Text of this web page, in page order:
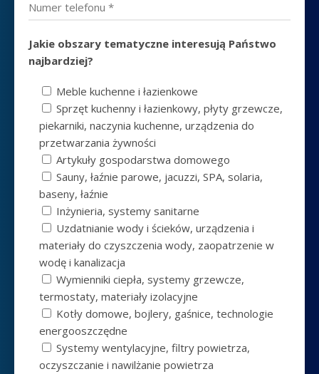
Jakie obszary tematyczne interesują Państwo
najbardziej?
Meble kuchenne i łazienkowe
Sprzęt kuchenny i łazienkowy, płyty grzewcze,
piekarniki, naczynia kuchenne, urządzenia do
przetwarzania żywności
Artykuły gospodarstwa domowego
Sauny, łaźnie parowe, jacuzzi, SPA, solaria,
baseny, łaźnie
Inżynieria, systemy sanitarne
Uzdatnianie wody i ścieków, urządzenia i
materiały do czyszczenia wody, zaopatrzenie w
wodę i kanalizacja
Wymienniki ciepła, systemy grzewcze,
termostaty, materiały izolacyjne
Kotły domowe, bojlery, gaśnice, technologie
energooszczędne
Systemy wentylacyjne, filtry powietrza,
oczyszczanie i nawilżanie powietrza